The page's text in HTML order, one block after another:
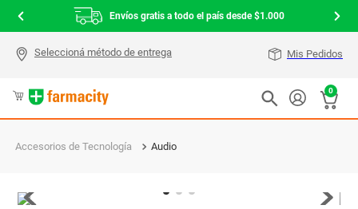
Envíos gratis a todo el país desde $1.000
Mis Pedidos
0
Accesorios de Tecnología Audio